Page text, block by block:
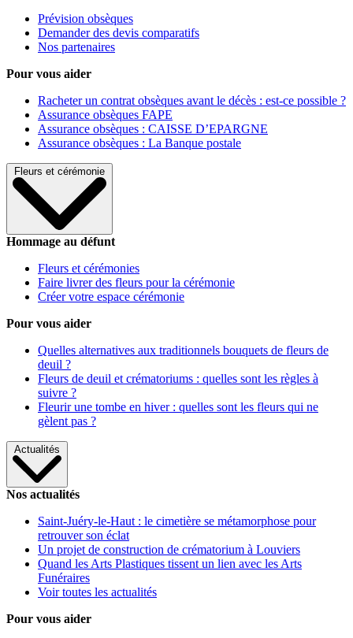
Prévision obsèques
Demander des devis comparatifs
Nos partenaires
Pour vous aider
Racheter un contrat obsèques avant le décès : est-ce possible ?
Assurance obsèques FAPE
Assurance obsèques : CAISSE D’EPARGNE
Assurance obsèques : La Banque postale
Fleurs et cérémonie
Hommage au défunt
Fleurs et cérémonies
Faire livrer des fleurs pour la cérémonie
Créer votre espace cérémonie
Pour vous aider
Quelles alternatives aux traditionnels bouquets de fleurs de
deuil ?
Fleurs de deuil et crématoriums : quelles sont les règles à
suivre ?
Fleurir une tombe en hiver : quelles sont les fleurs qui ne
gèlent pas ?
Actualités
Nos actualités
Saint-Juéry-le-Haut : le cimetière se métamorphose pour
retrouver son éclat
Un projet de construction de crématorium à Louviers
Quand les Arts Plastiques tissent un lien avec les Arts
Funéraires
Voir toutes les actualités
Pour vous aider